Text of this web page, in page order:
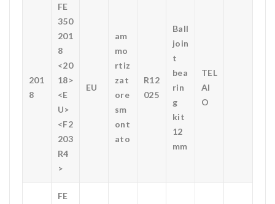
201
8
FE
350
201
8
<20
18>
<E
U>
<F2
203
R4
>
EU
am
mo
rtiz
zat
ore
sm
ont
ato
R12
025
Ball
join
t
bea
rin
g
kit
12
mm
TEL
AI
O
FE